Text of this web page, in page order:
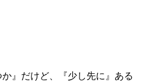
か』だけど、『少し先に』ある